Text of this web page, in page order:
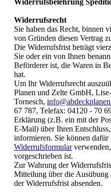
Widerrufsrecht
Sie haben das Recht, binnen
von Gründen diesen Vertrag
Die Widerrufsfrist beträgt
Sie oder ein von Ihnen
Beförderer ist, die Waren in
hat.
Um Ihr Widerrufsrecht
Planen und Zelte GmbH,
Tornesch,
67 787, Telefax: 04120 - 70
Erklärung (z.B. ein mit der
E-Mail) über Ihren
informieren. Sie können dafür
Widerrufsformular
vorgeschrieben ist.
Zur Wahrung der
Mitteilung über die
der Widerrufsfrist absenden.